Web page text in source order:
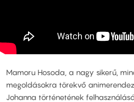
Mamoru Hosoda, a nagy sikerű,
megoldásokra törekvő
Johanna történetének